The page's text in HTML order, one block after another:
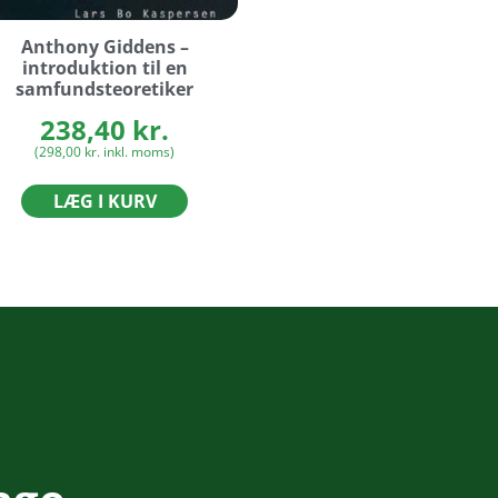
Anthony Giddens –
introduktion til en
samfundsteoretiker
238,40 kr.
(298,00 kr. inkl. moms)
LÆG I KURV